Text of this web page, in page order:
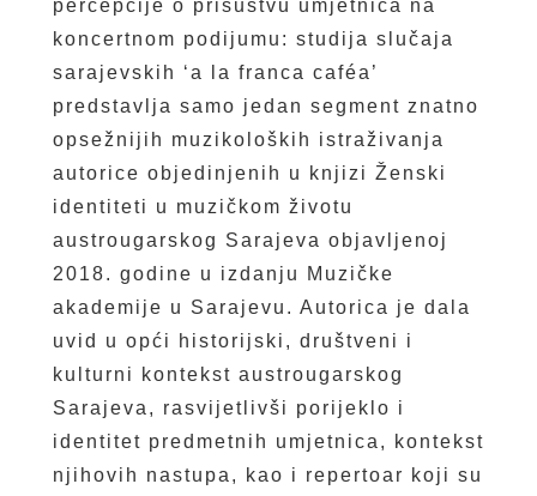
percepcije o prisustvu umjetnica na
koncertnom podijumu: studija slučaja
sarajevskih ‘a la franca caféa’
predstavlja samo jedan segment znatno
opsežnijih muzikoloških istraživanja
autorice objedinjenih u knjizi Ženski
identiteti u muzičkom životu
austrougarskog Sarajeva objavljenoj
2018. godine u izdanju Muzičke
akademije u Sarajevu. Autorica je dala
uvid u opći historijski, društveni i
kulturni kontekst austrougarskog
Sarajeva, rasvijetlivši porijeklo i
identitet predmetnih umjetnica, kontekst
njihovih nastupa, kao i repertoar koji su